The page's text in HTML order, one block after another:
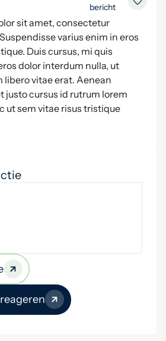
bericht
sit amet, consectetur
varius enim in eros
Duis cursus, mi quis
dolor interdum nulla, ut
libero vitae erat. Aenean
justo cursus id rutrum lorem
ut sem vitae risus tristique